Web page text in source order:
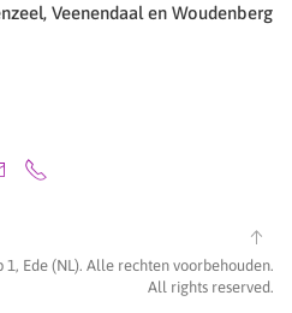
Veenendaal en Woudenberg
1, Ede (NL). Alle rechten voorbehouden.
All rights reserved.